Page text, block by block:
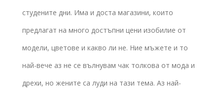
студените дни. Има и доста магазини, които
предлагат на много достъпни цени изобилие от
модели, цветове и какво ли не. Ние мъжете и то
най-вече аз не се вълнувам чак толкова от мода и
дрехи, но жените са луди на тази тема. Аз най-